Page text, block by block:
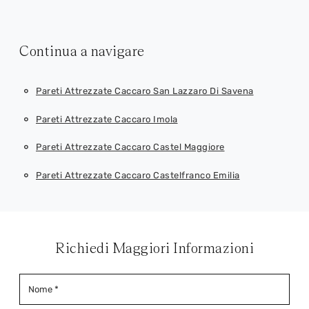
Continua a navigare
Pareti Attrezzate Caccaro San Lazzaro Di Savena
Pareti Attrezzate Caccaro Imola
Pareti Attrezzate Caccaro Castel Maggiore
Pareti Attrezzate Caccaro Castelfranco Emilia
Richiedi Maggiori Informazioni